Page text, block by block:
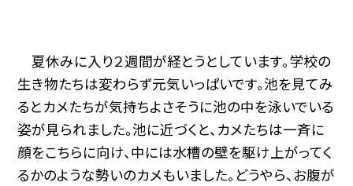
夏休みに入り２週間が経とうとしています。学校の
生き物たちは変わらず元気いっぱいです。池を見てみ
るとカメたちが気持ちよさそうに池の中を泳いでいる
姿が見られました。池に近づくと、カメたちは一斉に
顔をこちらに向け、中には水槽の壁を駆け上がってく
るかのような勢いのカメもいました。どうやら、お腹が